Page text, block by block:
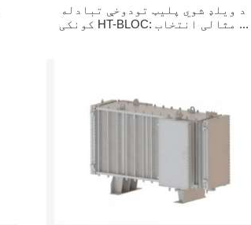
د ویلډ شوي پلیټ تودوخې تبادله
کونکی HT-BLOC: مثالی انتخاب ...